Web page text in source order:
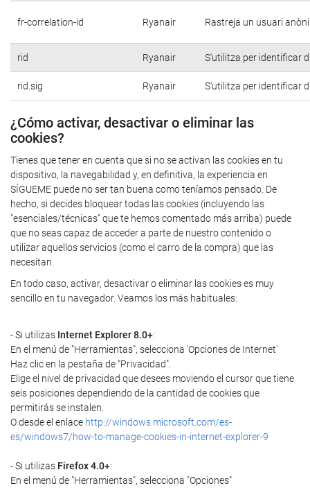
fr-correlation-id Ryanair Rastreja un usuari
rid Ryanair S'utilitza per identificar
rid.sig Ryanair S'utilitza per identificar
¿Cómo activar, desactivar o eliminar las
cookies?
Tienes que tener en cuenta que si no se activan las cookies en tu
dispositivo, la navegabilidad y, en definitiva, la experiencia en
SÍGUEME puede no ser tan buena como teníamos pensado. De
hecho, si decides bloquear todas las cookies (incluyendo las
"esenciales/técnicas" que te hemos comentado más arriba) puede
que no seas capaz de acceder a parte de nuestro contenido o
utilizar aquellos servicios (como el carro de la compra) que las
necesitan.
En todo caso, activar, desactivar o eliminar las cookies es muy
sencillo en tu navegador. Veamos los más habituales:
- Si utilizas Internet Explorer 8.0+:
En el menú de "Herramientas", selecciona 'Opciones de Internet'
Haz clic en la pestaña de "Privacidad".
Elige el nivel de privacidad que desees moviendo el cursor que tiene
seis posiciones dependiendo de la cantidad de cookies que
permitirás se instalen.
O desde el enlace http://windows.microsoft.com/es-
es/windows7/how-to-manage-cookies-in-internet-explorer-9
- Si utilizas Firefox 4.0+:
En el menú de "Herramientas", selecciona "Opciones"